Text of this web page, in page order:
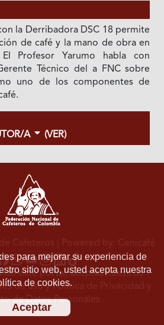
la Derribadora DSC 18 permite
de café y la mano de obra en
Profesor Yarumo habla con
Técnico del a FNC sobre
uno de los componentes de
A (VER)
para mejorar su experiencia de
sitio web, usted acepta nuestra
de cookies.
Aceptar
Cafeteros | Powered by: Cenicafé
este portal, aceptas nuestros
de usoyPolítica de Privacidad y
de Datos Personales